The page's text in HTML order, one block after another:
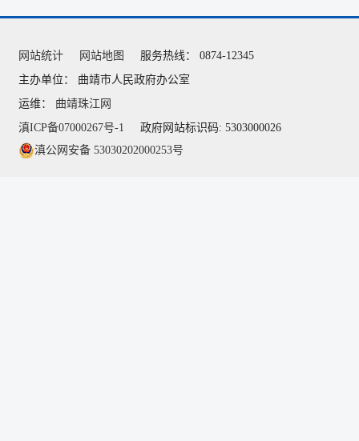
网站统计 网站地图
服务热线： 0874-12345
主办单位： 曲靖市人民政府办公室
运维： 曲靖珠江网
滇ICP备07000267号-1
政府网站标识码: 5303000026
滇公网安备 53030202000253号